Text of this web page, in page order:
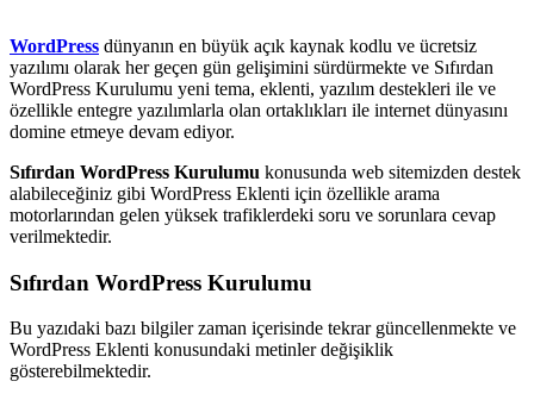
WordPress dünyanın en büyük açık kaynak kodlu ve ücretsiz
yazılımı olarak her geçen gün gelişimini sürdürmekte ve Sıfırdan
WordPress Kurulumu yeni tema, eklenti, yazılım destekleri ile ve
özellikle entegre yazılımlarla olan ortaklıkları ile internet dünyasını
domine etmeye devam ediyor.
Sıfırdan WordPress Kurulumu konusunda web sitemizden destek
alabileceğiniz gibi WordPress Eklenti için özellikle arama
motorlarından gelen yüksek trafiklerdeki soru ve sorunlara cevap
verilmektedir.
Sıfırdan WordPress Kurulumu
Bu yazıdaki bazı bilgiler zaman içerisinde tekrar güncellenmekte ve
WordPress Eklenti konusundaki metinler değişiklik
gösterebilmektedir.